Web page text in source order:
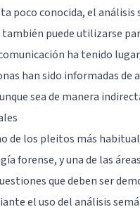
poco conocida, el
puede utilizarse
ha tenido
han sido informadas de
sea de manera
de los pleitos más
forense, y una de las
que deben ser
el uso del análisis